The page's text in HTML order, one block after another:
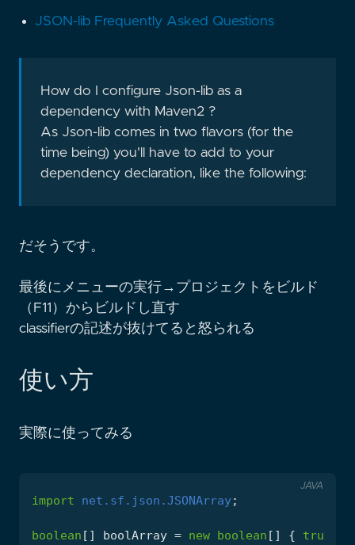
JSON-lib Frequently Asked Questions
How do I configure Json-lib as a
dependency with Maven2 ?
As Json-lib comes in two flavors (for the
time being) you'll have to add to your
dependency declaration, like the following:
だそうです。
最後にメニューの実行→プロジェクトをビルド
（F11）からビルドし直す
classifierの記述が抜けてると怒られる
使い方
実際に使ってみる
import net.sf.json.JSONArray;
boolean [] boolArray = new boolean [] { true
JAVA